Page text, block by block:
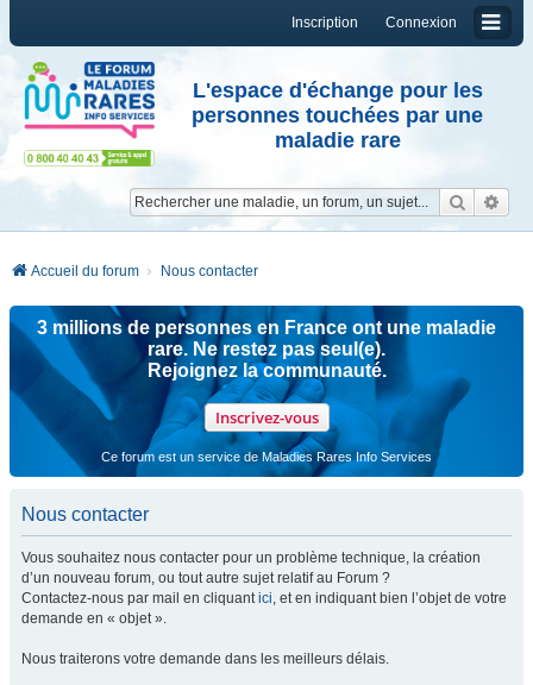
Connexion
Inscription
L'espace d'échange pour les
personnes touchées par une
maladie rare
Accueil du forum Nous contacter
3 millions de personnes en France ont une maladie
rare. Ne restez pas seul(e).
Rejoignez la communauté.
Inscrivez-vous
Ce forum est un service de Maladies Rares Info Services
Nous contacter
Vous souhaitez nous contacter pour un problème technique, la création
d’un nouveau forum, ou tout autre sujet relatif au Forum ?
Contactez-nous par mail en cliquantici, et en indiquant bien l’objet de votre
demande en « objet ».
Nous traiterons votre demande dans les meilleurs délais.